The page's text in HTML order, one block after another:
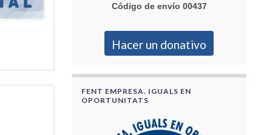
Código de envío 00437
Hacer un donativo
FENT EMPRESA. IGUALS EN
OPORTUNITATS